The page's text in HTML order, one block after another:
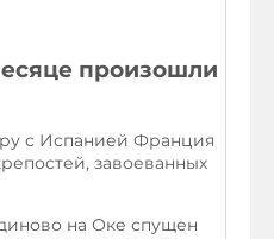
произошли
с Испанией Франция
завоеванных
на Оке спущен